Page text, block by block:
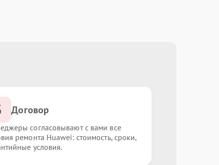
Договор
согласовывают с вами все
ремонта Huawei: стоимость, сроки,
условия.